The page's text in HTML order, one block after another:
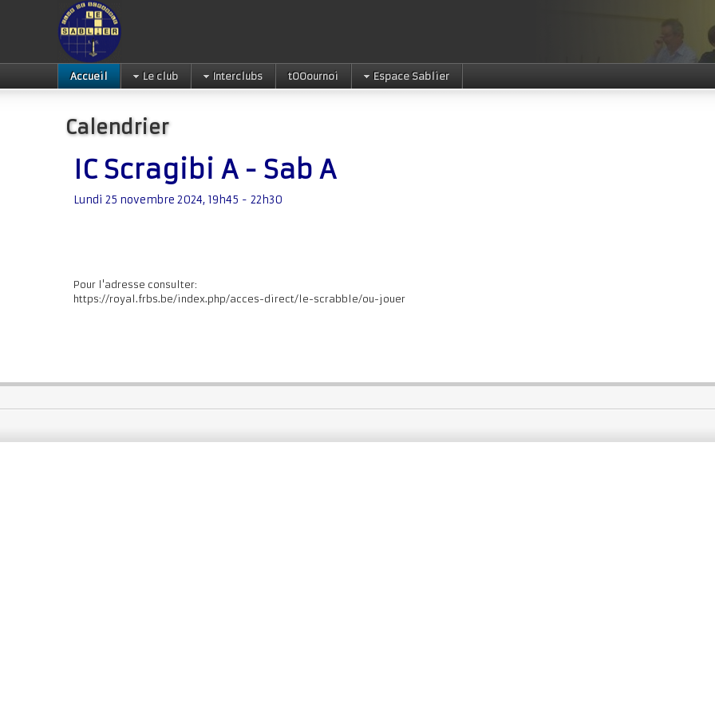
Accueil Le club Interclubs tOOournoi Espace Sablier
Calendrier
IC Scragibi A - Sab A
Lundi 25 novembre 2024, 19h45 - 22h30
Pour l'adresse consulter:
https://royal.frbs.be/index.php/acces-direct/le-scrabble/ou-jouer